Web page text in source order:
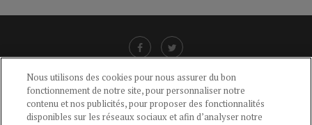
LIENS UTILES
CGU-POLITIQUE DE CONFIDENTIALITÉ -POLITIQUE DES COOKIES
Nous utilisons des cookies pour nous assurer du bon
fonctionnement de notre site, pour personnaliser notre
contenu et nos publicités, pour proposer des fonctionnalités
disponibles sur les réseaux sociaux et afin d’analyser notre